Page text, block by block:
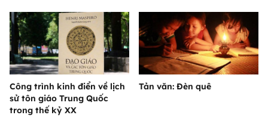
Công trình kinh điển về lịch
sử tôn giáo Trung Quốc
trong thế kỷ XX
Tản văn: Đèn quê